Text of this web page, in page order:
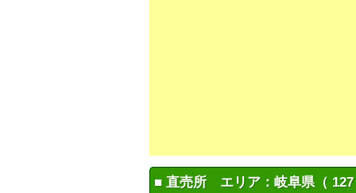
■ 直売所 エリア：岐阜県（